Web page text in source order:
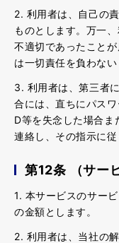
2. 利用者は、自己の
ものとします。万一
不適切であったこと
は一切責任を負わない
3. 利用者は、第三者
合には、直ちにパス
D等を失念した場合ま
連絡し、その指示に従
第12条 （サー
1. 本サービスのサー
の金額とします。
2. 利用者は、当社の